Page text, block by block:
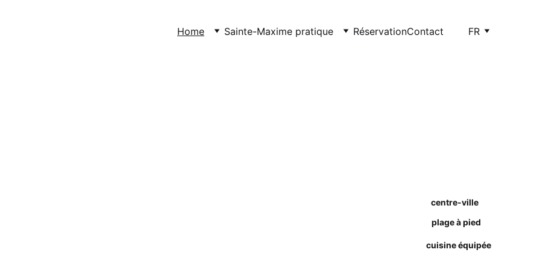
Home Sainte-Maxime pratique RéservationContact FR
centre-ville
plage à pied
cuisine équipée